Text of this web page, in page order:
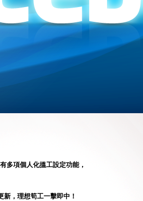
多項個人化搵工設定功能，
，理想筍工一擊即中！